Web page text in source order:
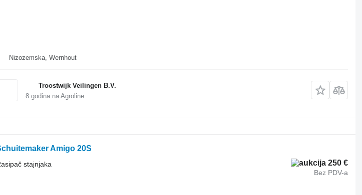
Nizozemska, Wernhout
Troostwijk Veilingen B.V.
8godina na Agroline
Amigo 20S
250 €
Bez PDV-a
stajnjaka